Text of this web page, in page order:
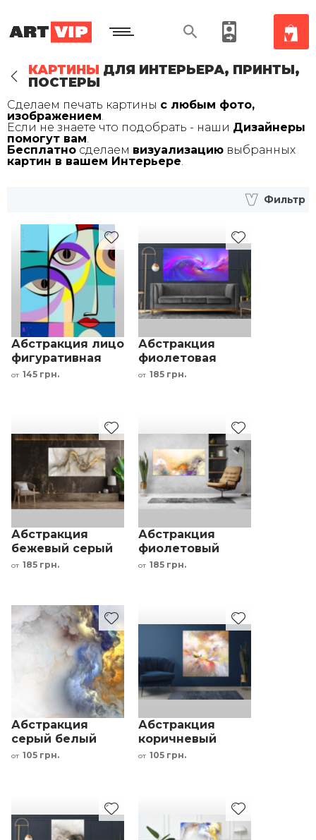
КАРТИНЫ ДЛЯ ИНТЕРЬЕРА, ПРИНТЫ,
ПОСТЕРЫ
Сделаем печать картины с любым фото,
изображением.
Если не знаете что подобрать - наши Дизайнеры
помогут вам.
Бесплатно сделаем визуализацию выбранных
картин в вашем Интерьере.
Фильтр
Абстракция лицо
фигуративная
живопись на
от 145 грн.
Абстракция
фиолетовая
галактика синий
от 185 грн.
Абстракция
бежевый серый
золотой черный
от 185 грн.
Абстракция
фиолетовый
синий
от 185 грн.
Абстракция
серый белый
золотой синий
от 105 грн.
Абстракция
коричневый
белый красный
от 105 грн.